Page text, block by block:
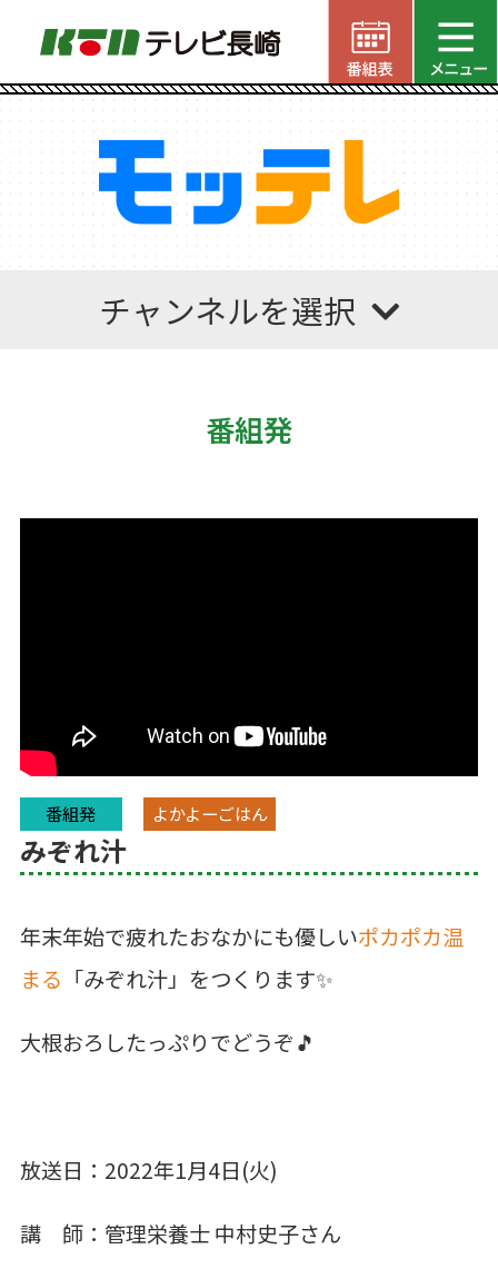
チャンネルを選択
番組発
番組発 よかよーごはん
みぞれ汁
年末年始で疲れたおなかにも優しいポカポカ温
まる 「みぞれ汁」をつくります✨
大根おろしたっぷりでどうぞ🎵
放送日：2022年1月4日(火)
講 師：管理栄養士 中村史子さん